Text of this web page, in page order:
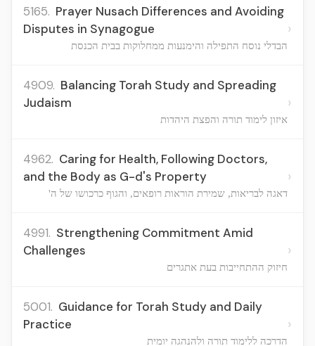
5165. Prayer Nusach Differences and Avoiding
Disputes in Synagogue
הבדלי נוסח התפילה והימנעות ממחלוקות בבית הכנסת
›
4909. Balancing Torah Study and Spreading
Judaism
איזון לימוד תורה והפצת היהדות
›
4962. Caring for Health, Following Doctors,
and the Body as G-d's Property
דאגה לבריאות, שמירת הוראות רופאים, והגוף כרכושו של ה'
›
4991. Strengthening Commitment Amid
Challenges
חיזוק ההתחייבות בעת אתגרים
›
5001. Guidance for Torah Study and Daily
Practice
הדרכה ללימוד תורה ולהנהגה יומית
›